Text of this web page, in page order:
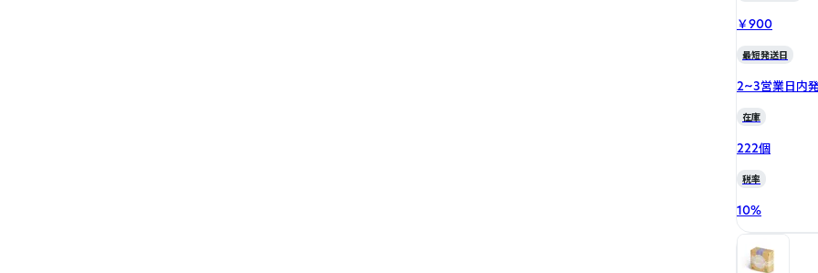
￥900
最短発送日
2~3営業日内
在庫
222個
税率
10%